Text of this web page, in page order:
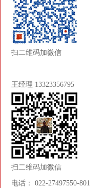
扫二维码加微信
王经理 13323356795
扫二维码加微信
电话： 022-27497550-801